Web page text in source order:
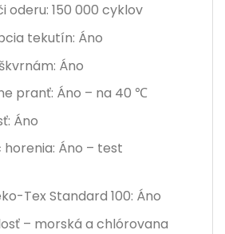
oderu: 150 000 cyklov
tekutín: Áno
Áno
pranť: Áno – na 40 ℃
Áno
Áno – test
Tex Standard 100: Áno
– morská a chlórovana